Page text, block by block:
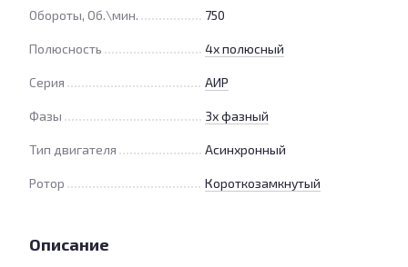
Обороты, Об.\мин. 750
Полюсность 4х полюсный
Серия АИР
Фазы 3х фазный
Тип двигателя Асинхронный
Ротор Короткозамкнутый
Описание